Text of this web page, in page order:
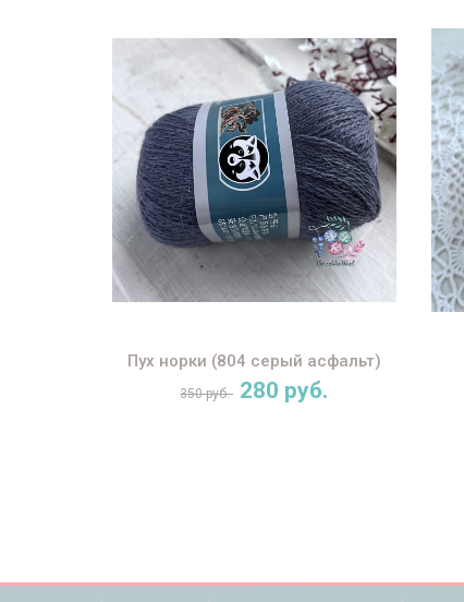
Пух норки (804 серый асфальт)
350 руб. 280 руб.